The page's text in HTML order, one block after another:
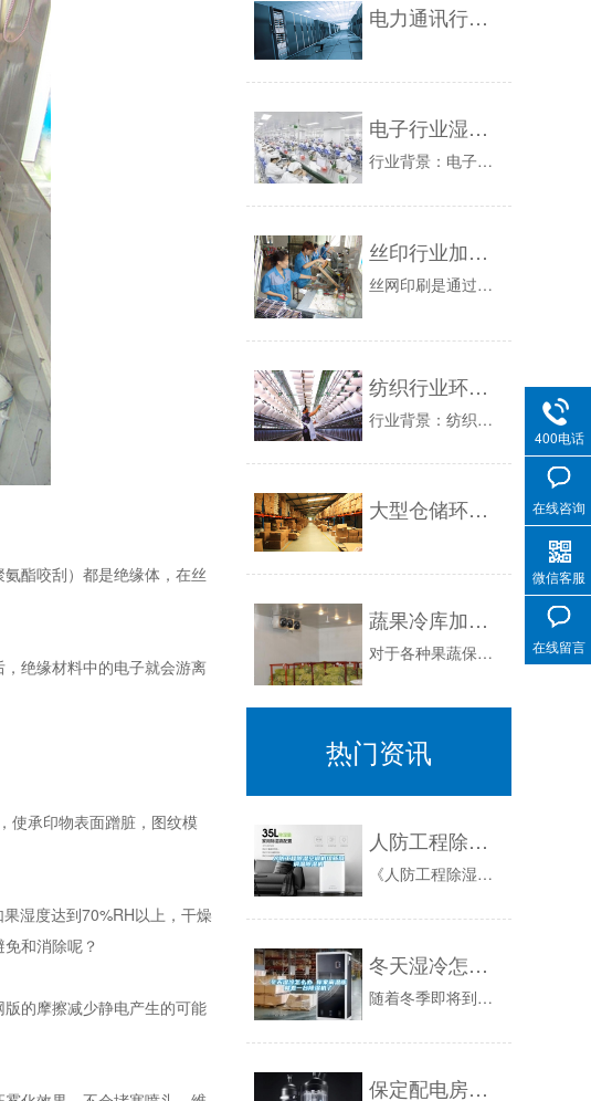
酯咬刮）都是绝缘体，在丝
绝缘材料中的电子就会游离
使承印物表面蹭脏，图纹模
湿度达到70%RH以上，干燥
和消除呢？
的摩擦减少静电产生的可能
电力通讯行业环境加湿处理解决方案1
电子行业湿度控制加湿除湿解决方案
行业背景：电子行业主要研制和生产电子设备及各种电子元件、器件、仪器、仪表等产品，包括SMT车间、LCD厂、PSB厂、IC测试厂、封装厂、半导...
丝印行业加湿处理解决方案
丝网印刷是通过网版和刮墨板相移动在一定的刮压力下把油墨转移到承印物上印一个过程。而网版（丝网）和刮墨板（聚氨酯咬刮）都是绝缘体，在丝印中他们...
纺织行业环境加湿解决方案
行业背景：纺织行业一般包括化纤业、丝绸业、棉纺织业、印染业以及毛纺织业等，而纺织品的原料主要有棉花、羊绒、羊毛、蚕茧丝、化学纤维、羽毛、羽绒...
大型仓储环境加湿处理解决方案1
蔬果冷库加湿处理解决方案
对于各种果蔬保鲜冷库，大家可能普遍比较关注库内温度的控制要求，但从GB/T30134-2013《冷库管理规范》中，可知即使是冷藏对库内环境湿...
热门资讯
人防工程除湿空调机组新风调温除湿机
《人防工程除湿空调机组新风调温除湿机》由会员分享，可在线阅读，更多相关《人防工程除湿空调机组新风调温除湿机（19页珍藏版）》请在人人文库网上...
冬天湿冷怎么办 你家离温暖就差一台除湿机了
随着冬季即将到来，不少生活在南方的小伙伴应该深有体会，不仅家里湿气重，天一冷就显得冷的更刺骨了。那你家真的太缺一台除湿机了。除湿机其实就是干...
保定配电房除湿机各种型号销售
400电话
在线咨询
微信客服
在线留言